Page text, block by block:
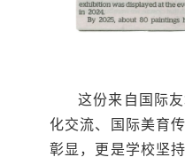
这份来自国际
化交流、国际美育
彰显，更是学校坚